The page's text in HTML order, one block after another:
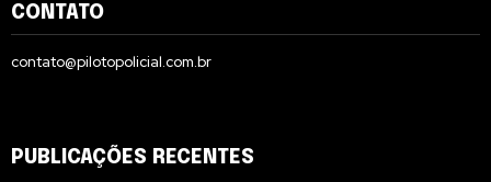
CONTATO
contato@pilotopolicial.com.br
PUBLICAÇÕES RECENTES